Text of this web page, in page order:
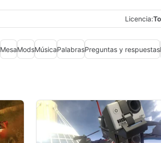
Licencia:
MesaModsMúsicaPalabrasPreguntas y respuestas